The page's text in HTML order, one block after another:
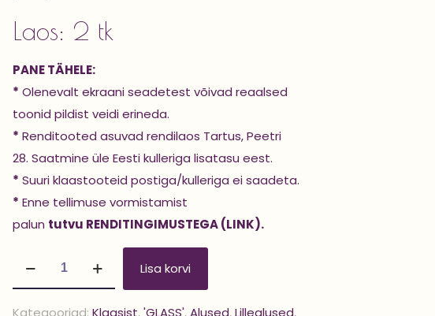
Laos: 2 tk
PANE TÄHELE:
* Olenevalt ekraani seadetest võivad reaalsed
toonid pildist veidi erineda.
* Renditooted asuvad rendilaos Tartus, Peetri
28. Saatmine üle Eesti kulleriga lisatasu eest.
* Suuri klaastooteid postiga/kulleriga ei saadeta.
* Enne tellimuse vormistamist
palun tutvu RENDITINGIMUSTEGA (LINK).
Lisa korvi
Kategooriad:Klaasist,'GLASS',Alused,Lillealused,